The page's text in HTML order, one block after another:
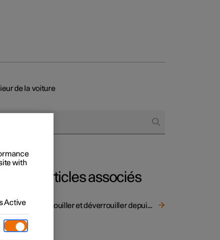
de financement
en nature
de la voiture
Articles associés
Verrouiller et déverrouiller depuis l'intérieur de la voiture
with
Active